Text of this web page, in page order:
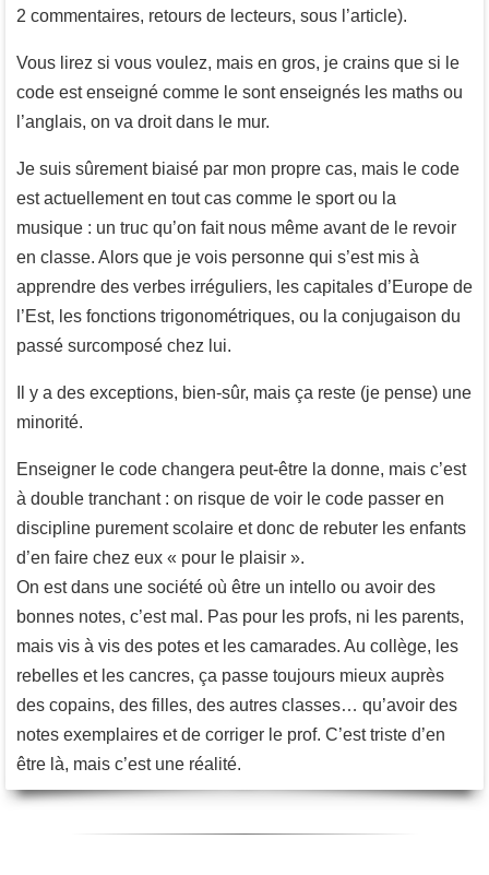
2 commentaires, retours de lecteurs, sous l’article).
Vous lirez si vous voulez, mais en gros, je crains que si le
code est enseigné comme le sont enseignés les maths ou
l’anglais, on va droit dans le mur.
Je suis sûrement biaisé par mon propre cas, mais le code
est actuellement en tout cas comme le sport ou la
musique : un truc qu’on fait nous même avant de le revoir
en classe. Alors que je vois personne qui s’est mis à
apprendre des verbes irréguliers, les capitales d’Europe de
l’Est, les fonctions trigonométriques, ou la conjugaison du
passé surcomposé chez lui.
Il y a des exceptions, bien-sûr, mais ça reste (je pense) une
minorité.
Enseigner le code changera peut-être la donne, mais c’est
à double tranchant : on risque de voir le code passer en
discipline purement scolaire et donc de rebuter les enfants
d’en faire chez eux « pour le plaisir ».
On est dans une société où être un intello ou avoir des
bonnes notes, c’est mal. Pas pour les profs, ni les parents,
mais vis à vis des potes et les camarades. Au collège, les
rebelles et les cancres, ça passe toujours mieux auprès
des copains, des filles, des autres classes… qu’avoir des
notes exemplaires et de corriger le prof. C’est triste d’en
être là, mais c’est une réalité.